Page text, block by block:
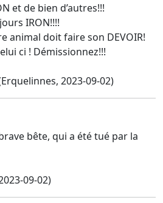
et de bien d’autres!!!
IRON!!!!
animal doit faire son DEVOIR!
ci ! Démissionnez!!!
2023-09-02)
bête, qui a été tué par la
09-02)